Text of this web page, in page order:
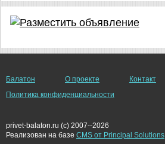
Балатон О проекте Контакт
Политика конфиденциальности
privet-balaton.ru (c) 2007--2026
Реализован на базе CMS от Principal Solutions